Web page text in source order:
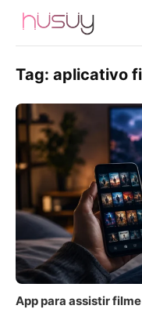
Tag: aplicativo
App para assistir